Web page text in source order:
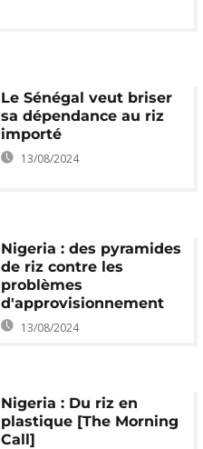
Le Sénégal veut briser
sa dépendance au riz
importé
13/08/2024
Nigeria : des pyramides
de riz contre les
problèmes
d'approvisionnement
13/08/2024
Nigeria : Du riz en
plastique [The Morning
Call]